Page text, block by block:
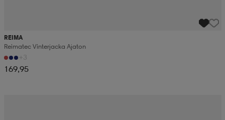
REIMA
Reimatec Vinterjacka Ajaton
+3
169,95